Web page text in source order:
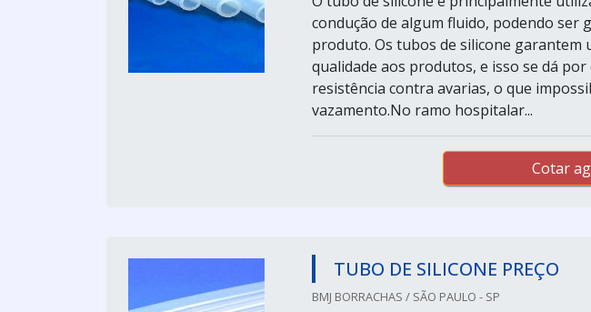
condução de algum fluido, podendo ser
produto. Os tubos de silicone garantem
qualidade aos produtos, e isso se dá
resistência contra avarias, o que
vazamento.No ramo hospitalar...
Cotar
TUBO DE SILICONE PREÇO
BMJ BORRACHAS / SÃO PAULO - SP